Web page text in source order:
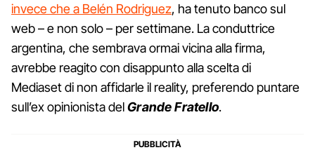
invece che a Belén Rodriguez, ha tenuto banco sul
web – e non solo – per settimane. La conduttrice
argentina, che sembrava ormai vicina alla firma,
avrebbe reagito con disappunto alla scelta di
Mediaset di non affidarle il reality, preferendo puntare
sull’ex opinionista delGrande Fratello.